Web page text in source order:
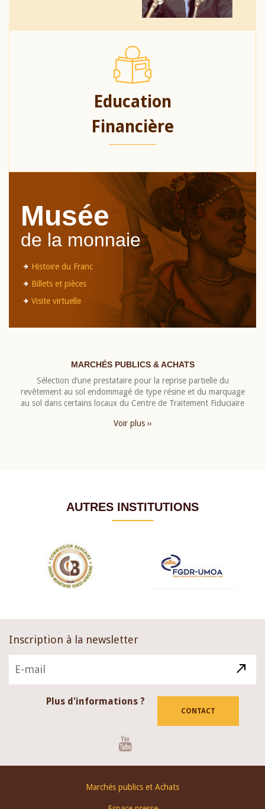
Education
Financière
Musée
de la monnaie
Histoire du Franc
Billets et pièces
Visite virtuelle
MARCHÉS PUBLICS & ACHATS
Sélection d’une prestataire pour la reprise partielle du
revêtement au sol endommagé de type résine et du marquage
au sol dans certains locaux du Centre de Traitement Fiduciaire
Voir plus ››
AUTRES INSTITUTIONS
Inscription à la newsletter
Plus d'informations ?
CONTACT
Marchés publics et Achats